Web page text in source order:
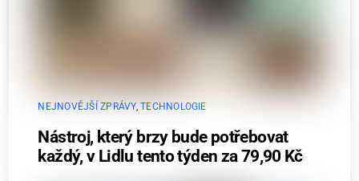
NEJNOVĚJŠÍ ZPRÁVY,TECHNOLOGIE
Nástroj, který brzy bude potřebovat
každý, v Lidlu tento týden za 79,90 Kč